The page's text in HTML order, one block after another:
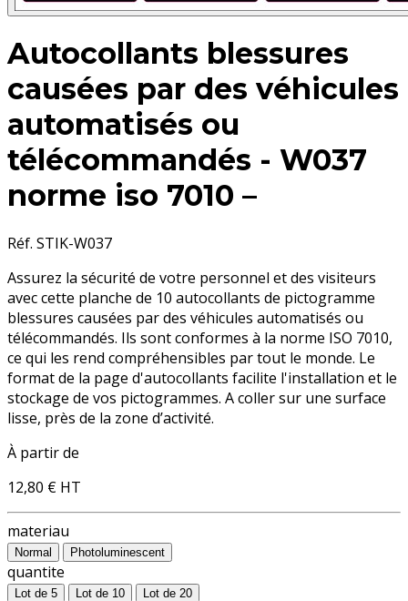
Autocollants blessures
causées par des véhicules
automatisés ou
télécommandés - W037
norme iso 7010 –
Réf. STIK-W037
Assurez la sécurité de votre personnel et des visiteurs
avec cette planche de 10 autocollants de pictogramme
blessures causées par des véhicules automatisés ou
télécommandés. Ils sont conformes à la norme ISO 7010,
ce qui les rend compréhensibles par tout le monde. Le
format de la page d'autocollants facilite l'installation et le
stockage de vos pictogrammes. A coller sur une surface
lisse, près de la zone d’activité.
À partir de
12,80 € HT
materiau
Normal Photoluminescent
quantite
Lot de 5 Lot de 10 Lot de 20